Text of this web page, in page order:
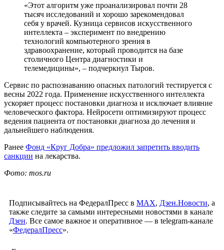
«Этот алгоритм уже проанализировал почти 28
тысяч исследований и хорошо зарекомендовал
себя у врачей. Кузница сервисов искусственного
интеллекта – эксперимент по внедрению
технологий компьютерного зрения в
здравоохранение, который проводится на базе
столичного Центра диагностики и
телемедицины», – подчеркнул Тыров.
Сервис по распознаванию опасных патологий тестируется с
весны 2022 года. Применение искусственного интеллекта
ускоряет процесс постановки диагноза и исключает влияние
человеческого фактора. Нейросети оптимизируют процесс
ведения пациента от постановки диагноза до лечения и
дальнейшего наблюдения.
Ранее Фонд «Круг Добра» предложил запретить вводить
санкции на лекарства.
Фото: mos.ru
Подписывайтесь на ФедералПресс в МАХ, Дзен.Новости, а
также следите за самыми интересными новостями в канале
Дзен. Все самое важное и оперативное — в telegram-канале
«ФедералПресс».